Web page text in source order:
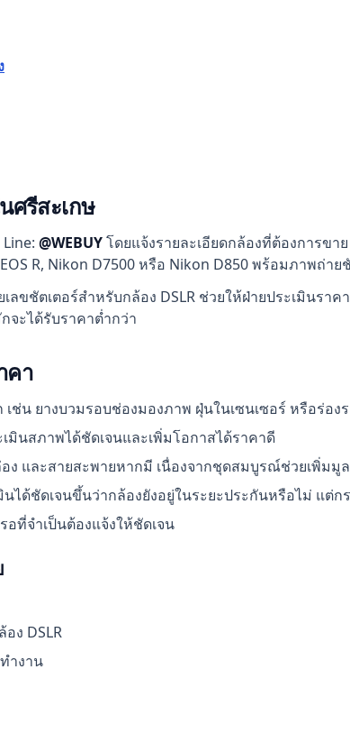
ศรีสะเกษ
@WEBUYโดยแจ้งรายละเอียดกล้องที่ต้องการข
R, Nikon D7500 หรือ Nikon D850 พร้อมภาพถ่า
ขชัตเตอร์สำหรับกล้อง DSLR ช่วยให้ฝ่ายประเมินรา
จะได้รับราคาต่ำกว่า
คา
ช่น ยางบวมรอบช่องมองภาพ ฝุ่นในเซนเซอร์ หรือร่อง
เมินสภาพได้ชัดเจนและเพิ่มโอกาสได้ราคาดี
อง และสายสะพายหากมี เนื่องจากชุดสมบูรณ์ช่วยเพิ่มมู
นได้ชัดเจนขึ้นว่ากล้องยังอยู่ในระยะประกันหรือไม่ แต่
ที่จำเป็นต้องแจ้งให้ชัดเจน
ง DSLR
ำงาน